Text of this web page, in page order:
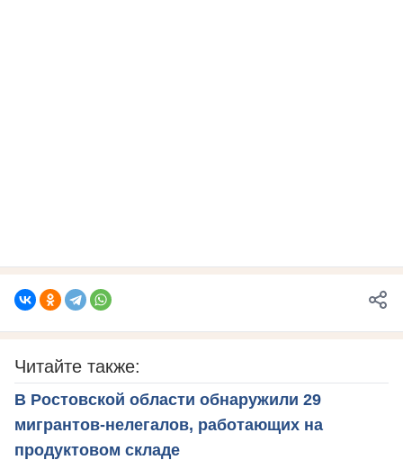
Читайте также:
В Ростовской области обнаружили 29
мигрантов-нелегалов, работающих на
продуктовом складе